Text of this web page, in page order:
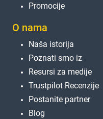
Promocije
O nama
Naša istorija
Poznati smo iz
Resursi za medije
Trustpilot Recenzije
Postanite partner
Blog